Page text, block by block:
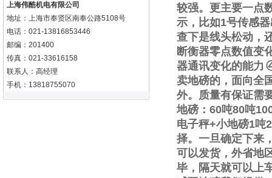
上海伟酷机电有限公司
地址：上海市奉贤区南奉公路5108号
电话：021-13816853446
邮编：201400
传真：021-33616158
联系人：高经理
手机：13818755070
较强。更主要一点
示，比如1号传感
查下是线头松动，
断衡器零点数值变
器通讯变化的能力
卖地磅的，面向全
外。质量有保证需
地磅： 60吨80吨
电子秤+小地磅1吨2
择。一旦确定下来
可以发货，外省地
毕，隔天就可以上